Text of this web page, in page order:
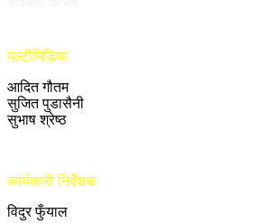
मल्टीमिडिया
आदित गौतम
सुजित पुडासैनी
सुभाष श्रेष्ठ
कार्यकारी निर्देशक
विदुर फुँयाल